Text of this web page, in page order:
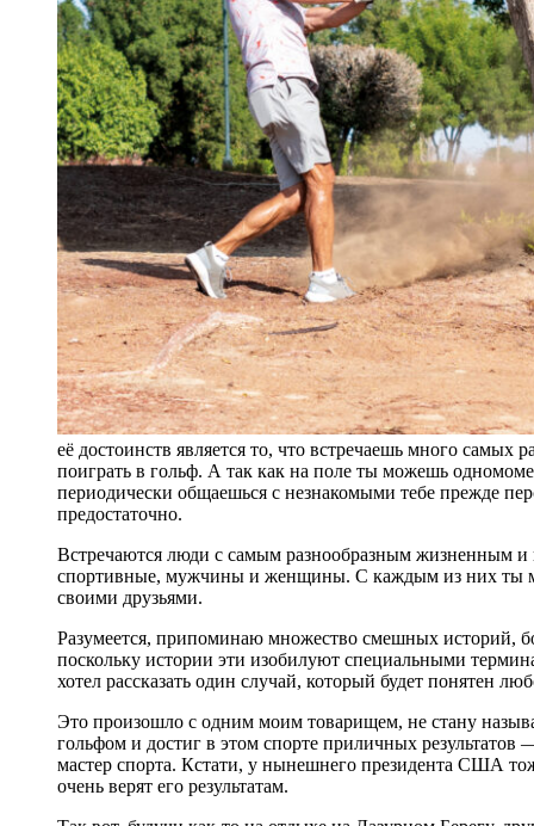
её достоинств является то, что встречаешь много
поиграть в гольф. А так как на поле ты можешь
периодически общаешься с незнакомыми тебе прежде
предостаточно.
Встречаются люди с самым разнообразным жизненным
спортивные, мужчины и женщины. С каждым из них ты
своими друзьями.
Разумеется, припоминаю множество смешных историй,
поскольку истории эти изобилуют специальными
хотел рассказать один случай, который будет понятен
Это произошло с одним моим товарищем, не стану
гольфом и достиг в этом спорте приличных
мастер спорта. Кстати, у нынешнего президента США
очень верят его результатам.